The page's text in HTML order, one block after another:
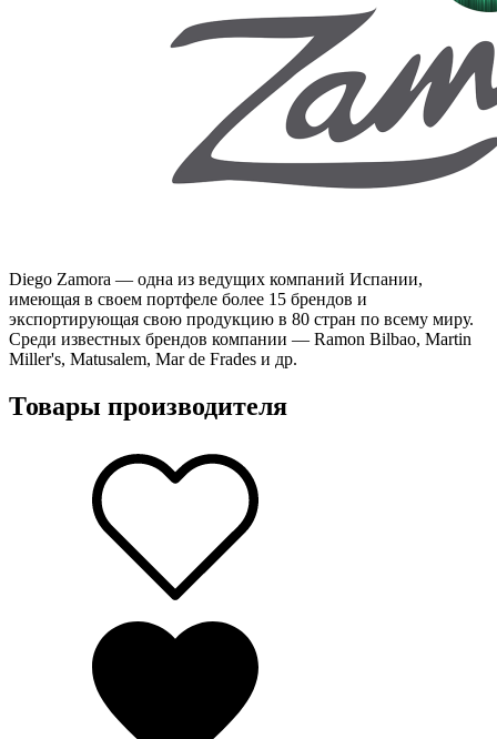
Diego Zamora — одна из ведущих компаний Испании,
имеющая в своем портфеле более 15 брендов и
экспортирующая свою продукцию в 80 стран по всему миру.
Среди известных брендов компании — Ramon Bilbao, Martin
Miller's, Matusalem, Mar de Frades и др.
Товары производителя